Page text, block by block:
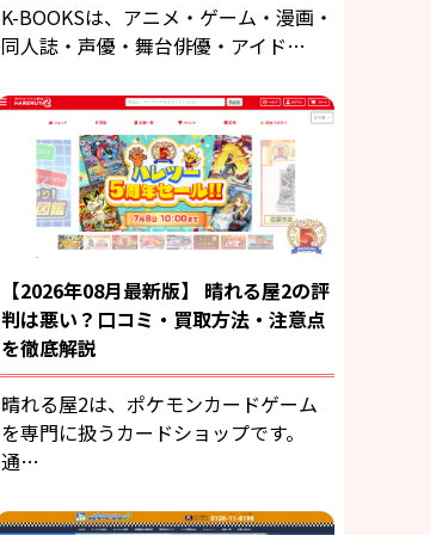
K-BOOKSは、アニメ・ゲーム・漫画・
同人誌・声優・舞台俳優・アイド…
【2026年08月最新版】 晴れる屋2の評
判は悪い？口コミ・買取方法・注意点
を徹底解説
晴れる屋2は、ポケモンカードゲーム
を専門に扱うカードショップです。
通…